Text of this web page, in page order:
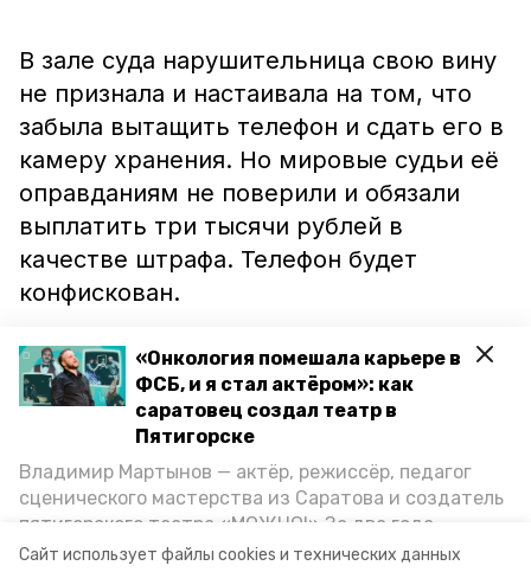
Сайт использует файлы cookies и технических данных
«Онкология помешала карьере в
ФСБ, и я стал актёром»: как
саратовец создал театр в
Пятигорске
Владимир Мартынов — актёр, режиссёр, педагог
сценического мастерства из Саратова и создатель
пятигорского театра «МОЖНО!» За два года
существования театр выпустил восемь спектаклей,
В зале суда нарушительница свою вину
не признала и настаивала на том, что
забыла вытащить телефон и сдать его в
камеру хранения. Но мировые судьи её
оправданиям не поверили и обязали
выплатить три тысячи рублей в
качестве штрафа. Телефон будет
конфискован.
Ранее сообщалось, что сотрудники
пятигорского СИЗО
передачи джинсов с наркотиками. А в
ИК-№1 злоумышленникипытались
доставить пластиковые окна с